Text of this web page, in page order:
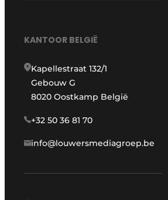
KANTOOR BELGIË
Kapellestraat 132/1
Gebouw G
8020 Oostkamp België
+32 50 36 81 70
info@louwersmediagroep.be